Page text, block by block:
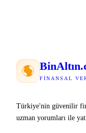
BinAltın
FINANSAL
Türkiye'nin güvenilir
uzman yorumları ile